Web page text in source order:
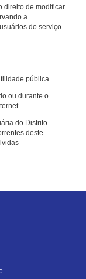
direito de modificar
a
do serviço.
pública.
ou durante o
do Distrito
deste